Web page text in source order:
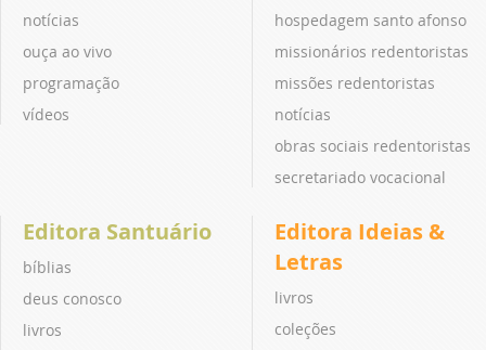
notícias
ouça ao vivo
programação
vídeos
hospedagem santo afonso
missionários redentoristas
missões redentoristas
notícias
obras sociais redentoristas
secretariado vocacional
Editora Santuário
bíblias
deus conosco
livros
Editora Ideias &
Letras
livros
coleções